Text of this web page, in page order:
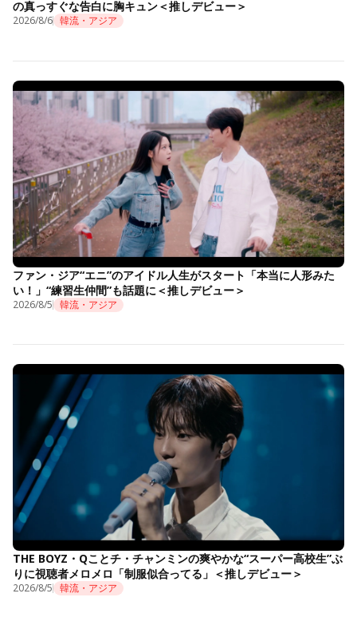
の真っすぐな告白に胸キュン＜推しデビュー＞
2026/8/6 韓流・アジア
ファン・ジア“エニ”のアイドル人生がスタート「本当に人形みた
い！」“練習生仲間”も話題に＜推しデビュー＞
2026/8/5 韓流・アジア
THE BOYZ・Qことチ・チャンミンの爽やかな“スーパー高校生”ぶ
りに視聴者メロメロ「制服似合ってる」＜推しデビュー＞
2026/8/5 韓流・アジア